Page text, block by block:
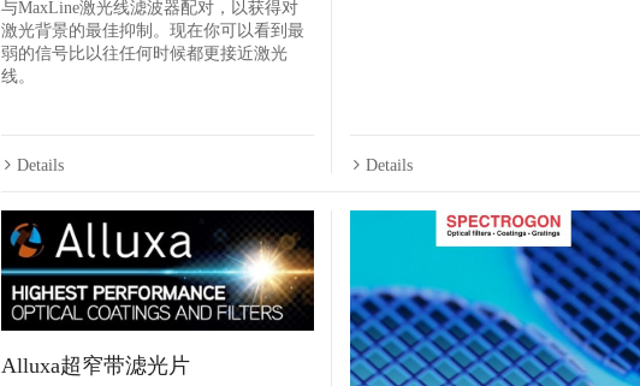
与MaxLine激光线滤波器配对，以获得对
激光背景的最佳抑制。现在你可以看到最
弱的信号比以往任何时候都更接近激光
线。
Details Details
Alluxa超窄带滤光片